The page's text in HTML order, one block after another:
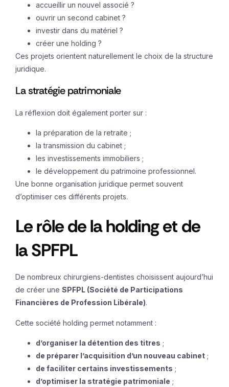
accueillir un nouvel associé ?
ouvrir un second cabinet ?
investir dans du matériel ?
créer une holding ?
Ces projets orientent naturellement le choix de la structure
juridique.
La stratégie patrimoniale
La réflexion doit également porter sur :
la préparation de la retraite ;
la transmission du cabinet ;
les investissements immobiliers ;
le développement du patrimoine professionnel.
Une bonne organisation juridique permet souvent
d’optimiser ces différents projets.
Le rôle de la holding et de
la SPFPL
De nombreux chirurgiens-dentistes choisissent aujourd’hui
de créer une SPFPL (Société de Participations
Financières de Profession Libérale).
Cette société holding permet notamment :
d’organiser la détention des titres ;
de préparer l’acquisition d’un nouveau cabinet ;
de faciliter certains investissements ;
d’optimiser la stratégie patrimoniale ;